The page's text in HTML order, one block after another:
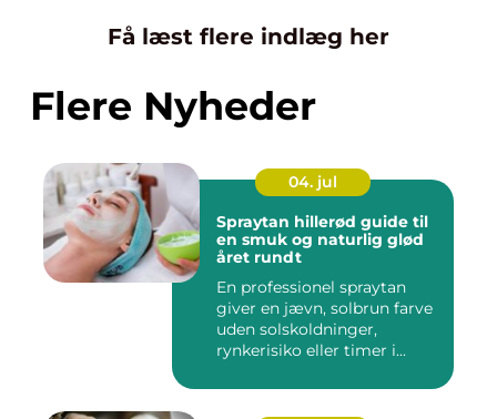
Få læst flere indlæg her
Flere Nyheder
04. jul
Spraytan hillerød guide til
en smuk og naturlig glød
året rundt
En professionel spraytan
giver en jævn, solbrun farve
uden solskoldninger,
rynkerisiko eller timer i...